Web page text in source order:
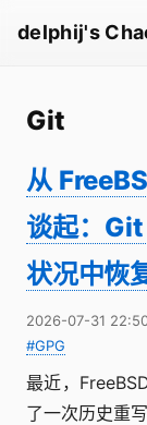
delphij's
Git
从
谈起：
状况中恢
2026-07-31
#GPG
最近，
了一次历史重写